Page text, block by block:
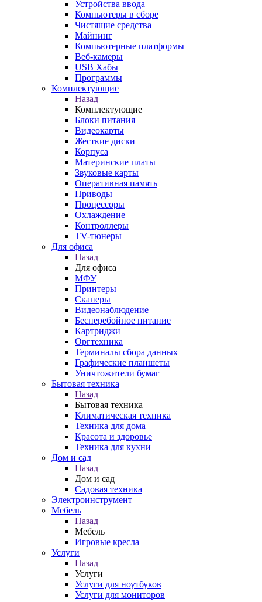
Устройства ввода
Компьютеры в сборе
Чистящие средства
Майнинг
Компьютерные платформы
Веб-камеры
USB Хабы
Программы
Комплектующие
Назад
Комплектующие
Блоки питания
Видеокарты
Жесткие диски
Корпуса
Материнские платы
Звуковые карты
Оперативная память
Приводы
Процессоры
Охлаждение
Контроллеры
TV-тюнеры
Для офиса
Назад
Для офиса
МФУ
Принтеры
Сканеры
Видеонаблюдение
Бесперебойное питание
Картриджи
Оргтехника
Терминалы сбора данных
Графические планшеты
Уничтожители бумаг
Бытовая техника
Назад
Бытовая техника
Климатическая техника
Техника для дома
Красота и здоровье
Техника для кухни
Дом и сад
Назад
Дом и сад
Садовая техника
Электроинструмент
Мебель
Назад
Мебель
Игровые кресла
Услуги
Назад
Услуги
Услуги для ноутбуков
Услуги для мониторов